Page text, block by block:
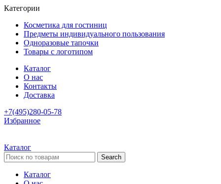
Категории
Косметика для гостиниц
Предметы индивидуального пользования
Одноразовые тапочки
Товары с логотипом
Каталог
О нас
Контакты
Доставка
+7(495)280-05-78
Избранное
Каталог
Search
Каталог